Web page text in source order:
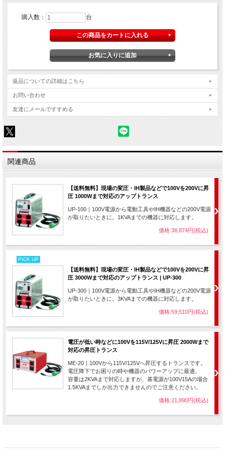
購入数： 台
返品についての詳細はこちら
お問い合わせ
友達にメールですすめる
関連商品
【送料無料】現場の変圧・IH製品などで100Vを200Vに昇
圧 1000Wまで対応のアップトランス
UP-100｜100V電源から電動工具やIH機器などの200V電源
が取りたいときに。1KVAまでの機器に対応します。
価格:38,874円(税込)
PICK UP
【送料無料】現場の変圧・IH製品などで100Vを200Vに昇
圧 3000Wまで対応のアップトランス | UP-300
UP-300｜100V電源から電動工具やIH機器などの200V電源
が取りたいときに。3KVAまでの機器に対応します。
価格:59,510円(税込)
電圧が低い時などに100Vを115V/125Vに昇圧 2000Wまで
対応の昇圧トランス
ME-20｜100Vから115V/125Vへ昇圧するトランスです。
電圧降下でお困りの時や機器のパワーアップに最適。
容量は2KVAまで対応しますが、基電源が100V15Aの場合
1.5KVAまでしか出力できませんのでご注意ください。
価格:21,890円(税込)